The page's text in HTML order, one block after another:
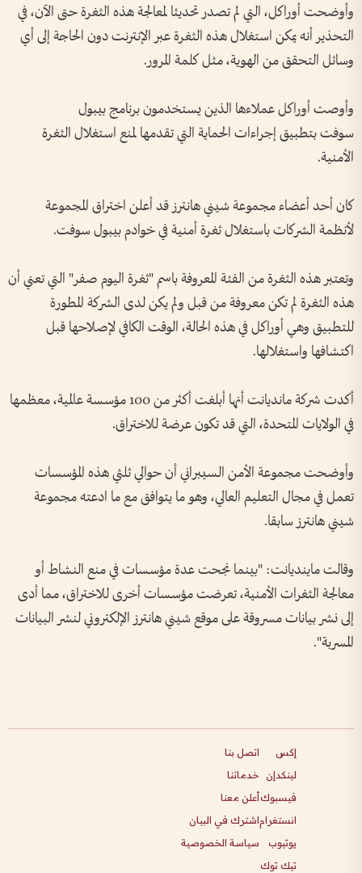
وأوضحت أوراكل، التي لم تصدر تحديثا لمعالجة هذه الثغرة حتى الآن، في
التحذير أنه يمكن استغلال هذه الثغرة عبر الإنترنت دون الحاجة إلى أي
وسائل التحقق من الهوية، مثل كلمة المرور.
وأوصت أوراكل عملاءها الذين يستخدمون برنامج بيبول
سوفت بتطبيق إجراءات الحماية التي تقدمها لمنع استغلال الثغرة
الأمنية.
كان أحد أعضاء مجموعة شيني هانترز قد أعلن اختراق المجموعة
لأنظمة الشركات باستغلال ثغرة أمنية في خوادم بيبول سوفت.
وتعتبر هذه الثغرة من الفئة المعروفة باسم "ثغرة اليوم صفر" التي تعني أن
هذه الثغرة لم تكن معروفة من قبل ولم يكن لدى الشركة المطورة
للتطبيق وهي أوراكل في هذه الحالة، الوقت الكافي لإصلاحها قبل
اكتشافها واستغلالها.
أكدت شركة مانديانت أنها أبلغت أكثر من 100 مؤسسة عالمية، معظمها
في الولايات المتحدة، التي قد تكون عرضة للاختراق.
وأوضحت مجموعة الأمن السيبراني أن حوالي ثلثي هذه المؤسسات
تعمل في مجال التعليم العالي، وهو ما يتوافق مع ما ادعته مجموعة
شيني هانترز سابقا.
وقالت ماينديانت: "بينما نجحت عدة مؤسسات في منع النشاط أو
معالجة الثغرات الأمنية، تعرضت مؤسسات أخرى للاختراق، مما أدى
إلى نشر بيانات مسروقة على موقع شيني هانترز الإلكتروني لنشر البيانات
المسربة".
إكس
لينكدإن
فيسبوك
انستغرام
يوتيوب
تيك توك
اتصل بنا
خدماتنا
أعلن معنا
اشترك في البيان
سياسة الخصوصية